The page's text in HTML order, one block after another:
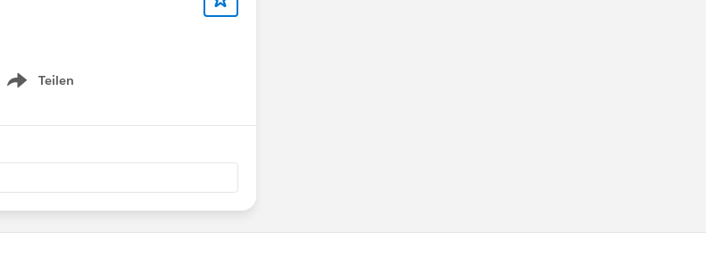
Teilen
Show menu